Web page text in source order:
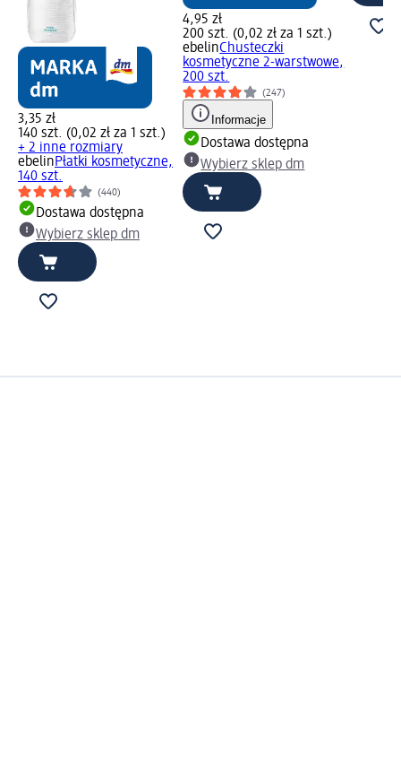
3,35 zł
140 szt. (0,02 zł za 1 szt.)
+ 2 inne rozmiary
ebelinPłatki kosmetyczne,
140 szt.
(440)
Dostawa dostępna
Wybierz sklep dm
4,95 zł
200 szt. (0,02 zł za 1 szt.)
ebelinChusteczki
kosmetyczne 2-warstwowe,
200 szt.
(247)
Informacje
Dostawa dostępna
Wybierz sklep dm